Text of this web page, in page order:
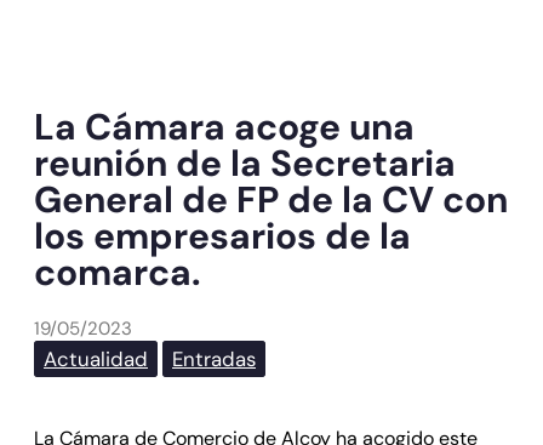
La Cámara acoge una
reunión de la Secretaria
General de FP de la CV con
los empresarios de la
comarca.
19/05/2023
Actualidad Entradas
La Cámara de Comercio de Alcoy ha acogido este